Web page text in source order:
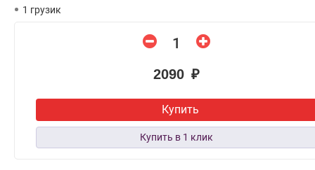
1 грузик
2090 ₽
Купить